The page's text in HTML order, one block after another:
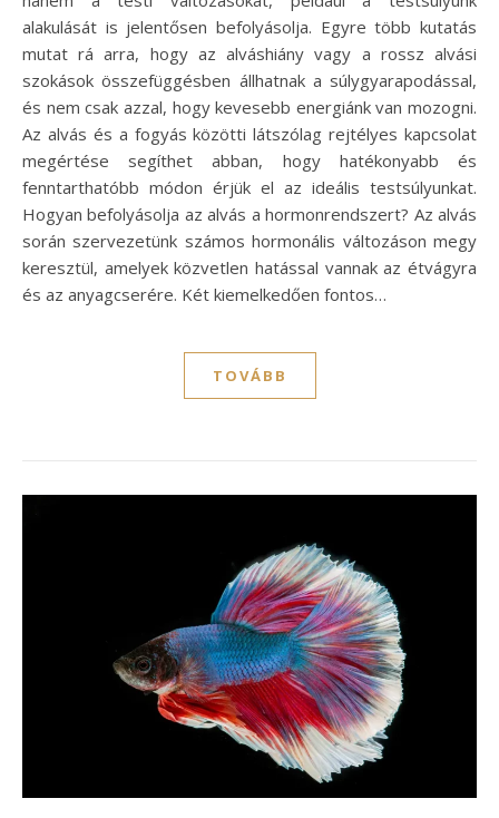
alakulását is jelentősen befolyásolja. Egyre több kutatás
mutat rá arra, hogy az alváshiány vagy a rossz alvási
szokások összefüggésben állhatnak a súlygyarapodással,
és nem csak azzal, hogy kevesebb energiánk van mozogni.
Az alvás és a fogyás közötti látszólag rejtélyes kapcsolat
megértése segíthet abban, hogy hatékonyabb és
fenntarthatóbb módon érjük el az ideális testsúlyunkat.
Hogyan befolyásolja az alvás a hormonrendszert? Az alvás
során szervezetünk számos hormonális változáson megy
keresztül, amelyek közvetlen hatással vannak az étvágyra
és az anyagcserére. Két kiemelkedően fontos…
TOVÁBB